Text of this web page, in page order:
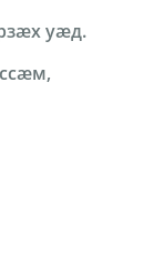
уӕд.